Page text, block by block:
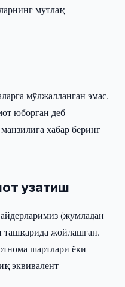
мутлақ
мўлжалланган эмас.
юборган деб
манзилига хабар беринг
узатиш
(жумладан
ташқарида жойлашган.
шартлари ёки
эквивалент